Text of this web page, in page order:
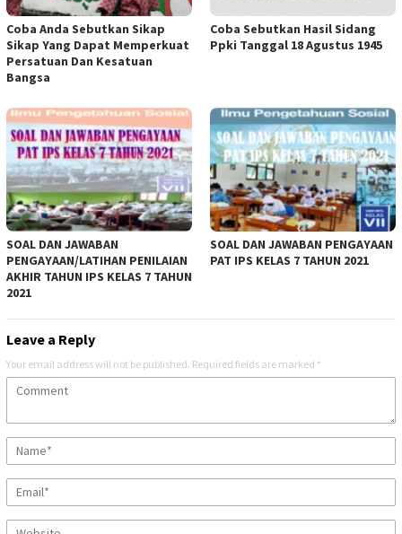
Coba Anda Sebutkan Sikap
Sikap Yang Dapat Memperkuat
Persatuan Dan Kesatuan
Bangsa
Coba Sebutkan Hasil Sidang
Ppki Tanggal 18 Agustus 1945
SOAL DAN JAWABAN
PENGAYAAN/LATIHAN PENILAIAN
AKHIR TAHUN IPS KELAS 7 TAHUN
2021
SOAL DAN JAWABAN PENGAYAAN
PAT IPS KELAS 7 TAHUN 2021
Leave a Reply
Your email address will not be published. Required fields are marked *